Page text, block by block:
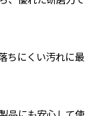
ちにくい汚れに最